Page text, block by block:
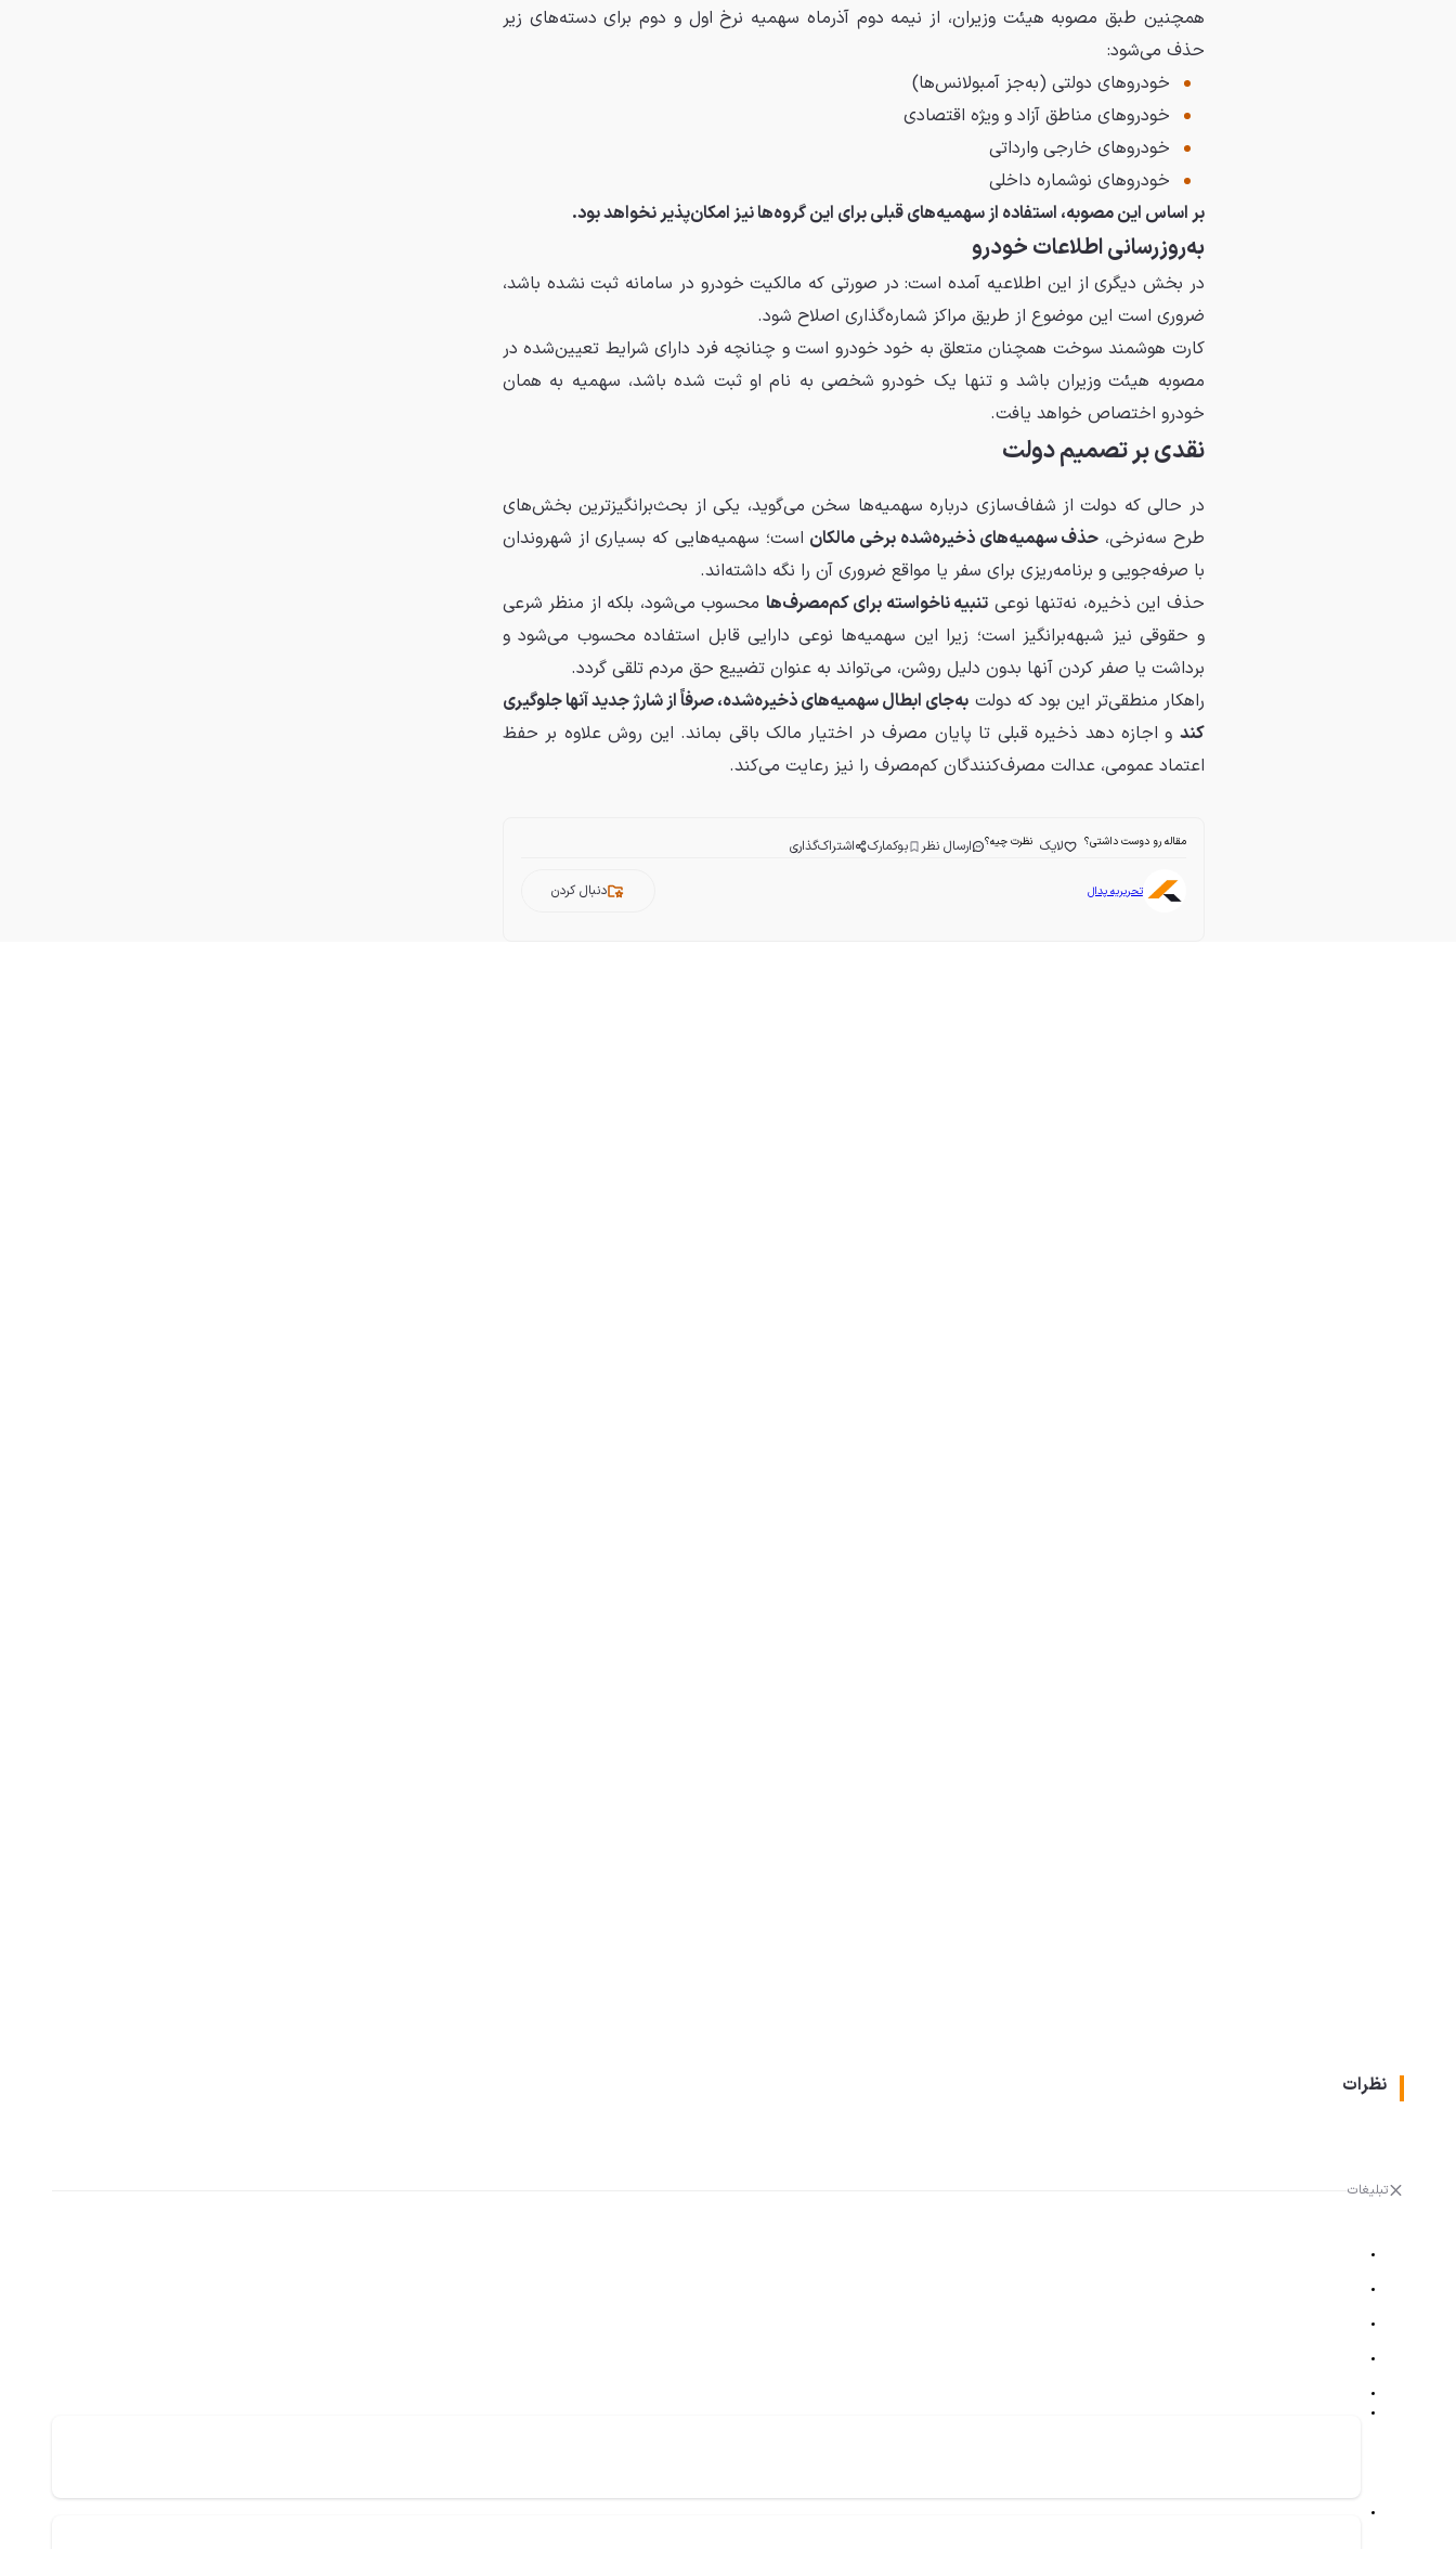
همچنین طبق مصوبه هیئت وزیران، از نیمه دوم آذرماه سهمیه نرخ اول و دوم برای دسته‌های زیر
حذف می‌شود:
خودروهای دولتی (به‌جز آمبولانس‌ها)
خودروهای مناطق آزاد و ویژه اقتصادی
خودروهای خارجی وارداتی
خودروهای نوشماره داخلی
بر اساس این مصوبه، استفاده از سهمیه‌های قبلی برای این گروه‌ها نیز امکان‌پذیر نخواهد بود.
به‌روزرسانی اطلاعات خودرو
در بخش دیگری از این اطلاعیه آمده است: در صورتی که مالکیت خودرو در سامانه ثبت نشده باشد،
ضروری است این موضوع از طریق مراکز شماره‌گذاری اصلاح شود.
کارت هوشمند سوخت همچنان متعلق به خود خودرو است و چنانچه فرد دارای شرایط تعیین‌شده در
مصوبه هیئت وزیران باشد و تنها یک خودرو شخصی به نام او ثبت شده باشد، سهمیه به همان
خودرو اختصاص خواهد یافت.
نقدی بر تصمیم دولت
در حالی که دولت از شفاف‌سازی درباره سهمیه‌ها سخن می‌گوید، یکی از بحث‌برانگیزترین بخش‌های
طرح سه‌نرخی، حذف سهمیه‌های ذخیره‌شده برخی مالکان است؛ سهمیه‌هایی که بسیاری از شهروندان
با صرفه‌جویی و برنامه‌ریزی برای سفر یا مواقع ضروری آن را نگه داشته‌اند.
حذف این ذخیره، نه‌تنها نوعی تنبیه ناخواسته برای کم‌مصرف‌ها محسوب می‌شود، بلکه از منظر شرعی
و حقوقی نیز شبهه‌برانگیز است؛ زیرا این سهمیه‌ها نوعی دارایی قابل استفاده محسوب می‌شود و
برداشت یا صفر کردن آنها بدون دلیل روشن، می‌تواند به عنوان تضییع حق مردم تلقی گردد.
راهکار منطقی‌تر این بود که دولت به‌جای ابطال سهمیه‌های ذخیره‌شده، صرفاً از شارژ جدید آنها جلوگیری
کند و اجازه دهد ذخیره قبلی تا پایان مصرف در اختیار مالک باقی بماند. این روش علاوه بر حفظ
اعتماد عمومی، عدالت مصرف‌کنندگان کم‌مصرف را نیز رعایت می‌کند.
مقاله رو دوست داشتی؟ لایک نظرت چیه؟ ارسال نظر بوکمارک اشتراک‌گذاری
تحریریه پدال دنبال کردن
نظرات
تبلیغات